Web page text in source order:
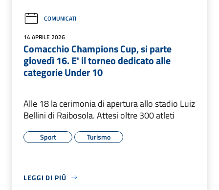
COMUNICATI
14 APRILE 2026
Comacchio Champions Cup, si parte
giovedì 16. E' il torneo dedicato alle
categorie Under 10
Alle 18 la cerimonia di apertura allo stadio Luiz
Bellini di Raibosola. Attesi oltre 300 atleti
Sport Turismo
LEGGI DI PIÙ